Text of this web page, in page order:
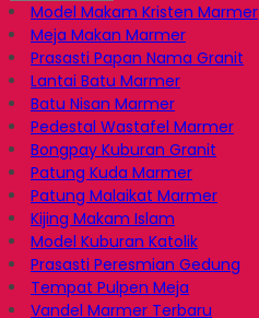
Model Makam Kristen Marmer
Meja Makan Marmer
Prasasti Papan Nama Granit
Lantai Batu Marmer
Batu Nisan Marmer
Pedestal Wastafel Marmer
Bongpay Kuburan Granit
Patung Kuda Marmer
Patung Malaikat Marmer
Kijing Makam Islam
Model Kuburan Katolik
Prasasti Peresmian Gedung
Tempat Pulpen Meja
Vandel Marmer Terbaru